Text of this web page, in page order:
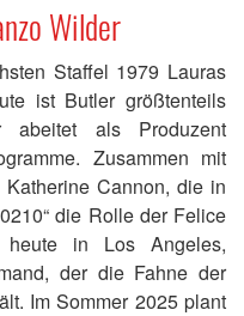
Wilder
Staffel 1979 Lauras
ist Butler größtenteils
als Produzent
Zusammen mit
Cannon, die in
die Rolle der Felice
heute in Los Angeles,
der die Fahne der
Im Sommer 2025 plant